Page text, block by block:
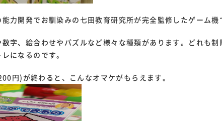
力開発でお馴染みの七田教育研究所が完全監修したゲーム機
字、絵合わせやパズルなど様々な種類があります。どれも
になるのです。
円)が終わると、こんなオマケがもらえます。